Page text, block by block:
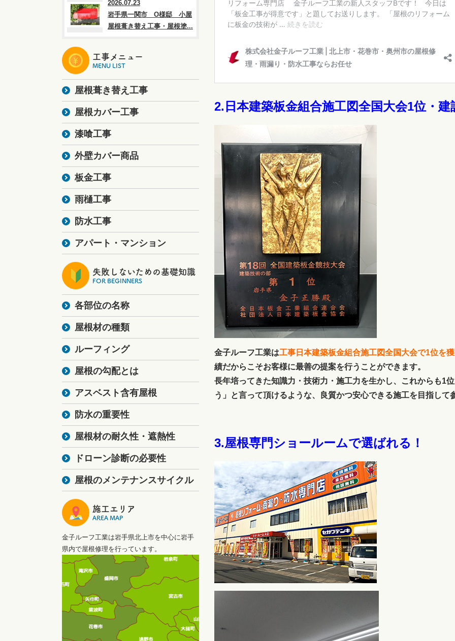
2.日本建築板金組合施工図全国大会1位・建
金子ルーフ工業は工事日本建築板金組合施工図全国大会で1位を
績だからこそお客様に最善の提案を行うことができます。
長年培ってきた知識力・技術力・施工力を生かし、これからも1
う」と言って頂けるような、良質かつ安心できる施工を目指して
3.屋根専門ショールームで選ばれる！
2026.07.23
岩手県一関市 O様邸 小屋
屋根葺き替え工事・屋根塗...
工事メニュー
MENU LIST
屋根葺き替え工事
屋根カバー工事
漆喰工事
外壁カバー商品
板金工事
雨樋工事
防水工事
アパート・マンション
失敗しないための基礎知識
FOR BEGINNERS
各部位の名称
屋根材の種類
ルーフィング
屋根の勾配とは
アスベスト含有屋根
防水の重要性
屋根材の耐久性・遮熱性
ドローン診断の必要性
屋根のメンテナンスサイクル
施工エリア
AREA MAP
金子ルーフ工業は岩手県北上市を中心に岩手
県内で屋根修理を行っています。